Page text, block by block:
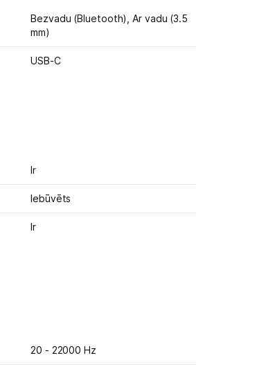
Piegāde un apmaksa
Bezvadu (Bluetooth),Ar vadu (3.5
mm)
USB-C
Ir
Iebūvēts
Ir
20 - 22000 Hz